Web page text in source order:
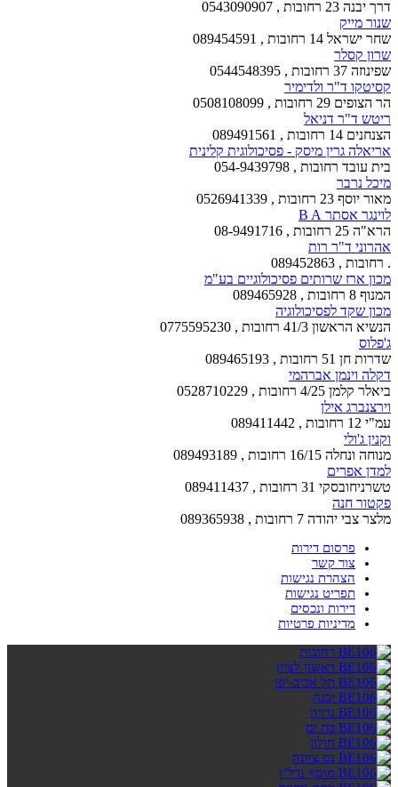
דרך יבנה 23 רחובות , 0543090907
שנור מייק
שחר ישראל 14 רחובות , 089454591
שרון קסלר
שפינוזה 37 רחובות , 0544548395
קסיטקו ד"ר ולדימיר
הר הצופים 29 רחובות , 0508108099
ריטש ד"ר דניאל
הצנחנים 14 רחובות , 089491561
אריאלה גרין מיסק - פסיכולוגית קלינית
בית עובד רחובות , 054-9439798
מיכל נרבר
מאור יוסף 23 רחובות , 0526941339
לוינגר אסתר B A
הרא"ה 25 רחובות , 08-9491716
אהרוני ד"ר רות
. רחובות , 089452863
מכון ארז שרותים פסיכולוגיים בע"מ
המנוף 8 רחובות , 089465928
מכון שקד לפסיכולוגיה
הנשיא הראשון 41/3 רחובות , 0775595230
ג'פלוס
שדרות חן 51 רחובות , 089465193
דקלה וינמן אברהמי
ביאלר קלמן 4/25 רחובות , 0528710229
וירצנברג אילן
עמ"י 12 רחובות , 089411442
וקנין ג'ולי
מנוחה ונחלה 16/15 רחובות , 089493189
למדן אפרים
טשרניחובסקי 31 רחובות , 089411437
פקטור חנה
מלצר צבי יהודה 7 רחובות , 089365938
פרסום דירות
צור קשר
הצהרת נגישות
תפריט נגישות
דירות ונכסים
מדיניות פרטיות